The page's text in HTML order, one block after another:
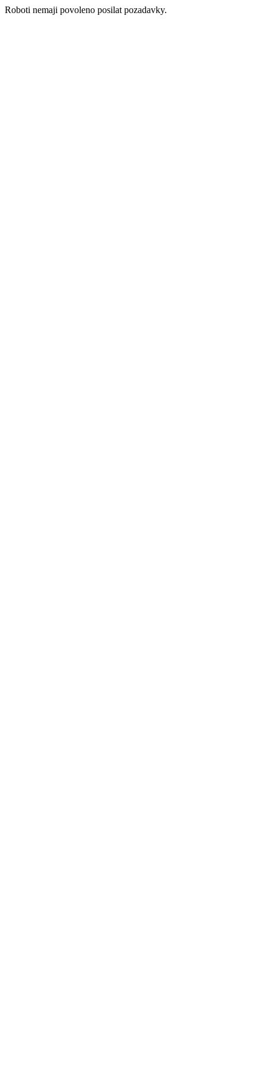
Roboti nemaji povoleno posilat pozadavky.